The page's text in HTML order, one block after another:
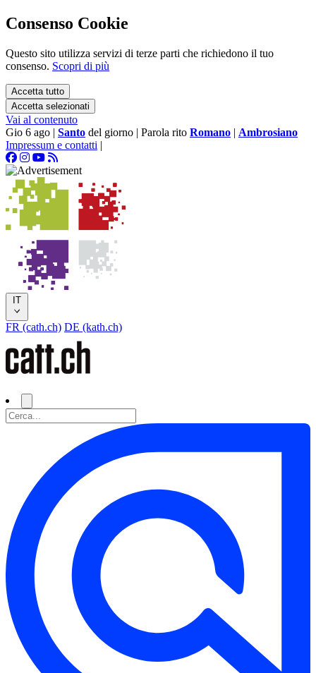
Consenso Cookie
Questo sito utilizza servizi di terze parti che richiedono il tuo
consenso. Scopri di più
Accetta tutto
Accetta selezionati
Vai al contenuto
Gio 6 ago | Santo del giorno | Parola rito Romano | Ambrosiano
Impressum e contatti |
IT
FR (cath.ch) DE (kath.ch)